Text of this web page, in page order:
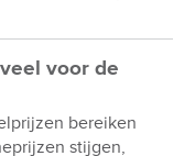
voor de
bereiken
stijgen,